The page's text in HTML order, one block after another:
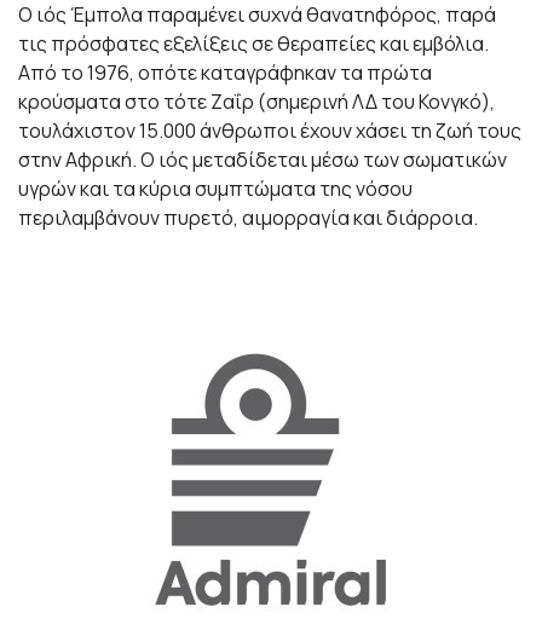
Ο ιός Έμπολα παραμένει συχνά θανατηφόρος, παρά
τις πρόσφατες εξελίξεις σε θεραπείες και εμβόλια.
Από το 1976, οπότε καταγράφηκαν τα πρώτα
κρούσματα στο τότε Ζαΐρ (σημερινή ΛΔ του Κονγκό),
τουλάχιστον 15.000 άνθρωποι έχουν χάσει τη ζωή τους
στην Αφρική. Ο ιός μεταδίδεται μέσω των σωματικών
υγρών και τα κύρια συμπτώματα της νόσου
περιλαμβάνουν πυρετό, αιμορραγία και διάρροια.